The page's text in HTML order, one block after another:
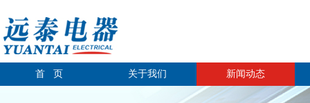
首 页 关于我们 新闻动态